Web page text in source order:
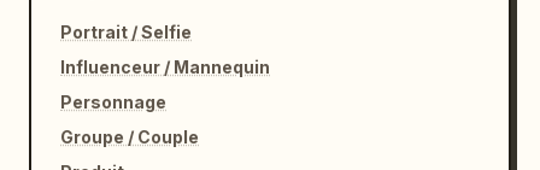
Portrait / Selfie
Influenceur / Mannequin
Personnage
Groupe / Couple